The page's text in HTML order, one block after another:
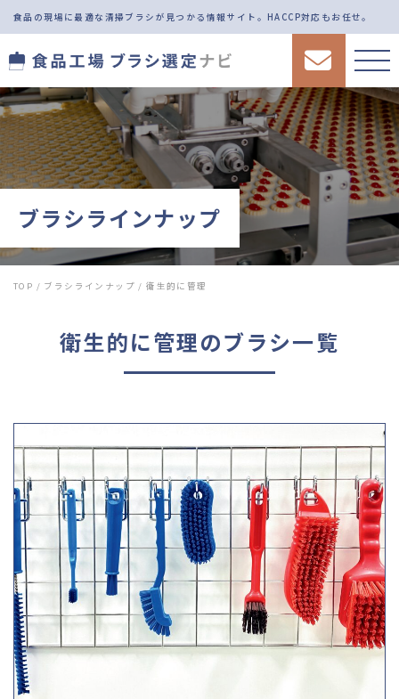
食品の現場に最適な清掃ブラシが見つかる情報サイト。 HACCP対応もお任せ。
03-
ブラシラインナップ
TOP / ブラシラインナップ /衛生的に管理
衛生的に管理のブラシ一覧